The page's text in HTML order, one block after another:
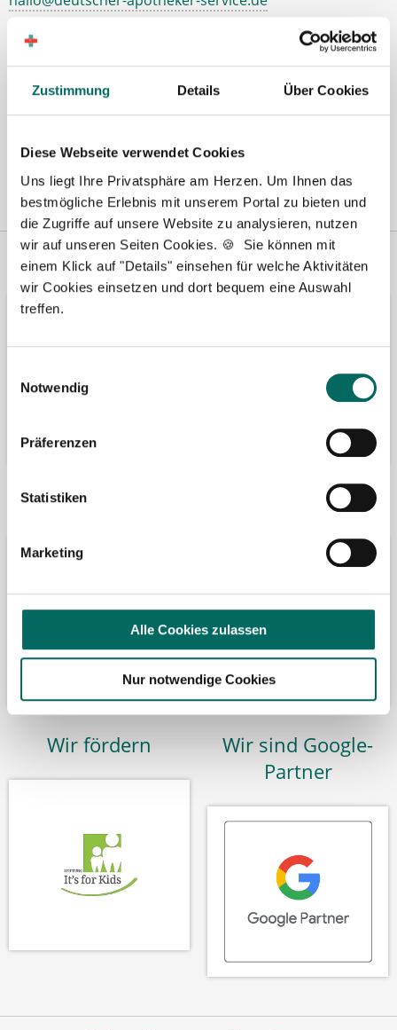
Zustimmung Details Über Cookies
Diese Webseite verwendet Cookies
Uns liegt Ihre Privatsphäre am Herzen. Um Ihnen das
bestmögliche Erlebnis mit unserem Portal zu bieten und
die Zugriffe auf unsere Website zu analysieren, nutzen
wir auf unseren Seiten Cookies. 🍪 Sie können mit
einem Klick auf "Details" einsehen für welche Aktivitäten
wir Cookies einsetzen und dort bequem eine Auswahl
treffen.
Notwendig
Präferenzen
Statistiken
Marketing
Alle Cookies zulassen
Nur notwendige Cookies
Vertreten in Wir fördern
Bäume pflanzen Kooperation mit
Wir fördern
Wir sind Google-
Partner